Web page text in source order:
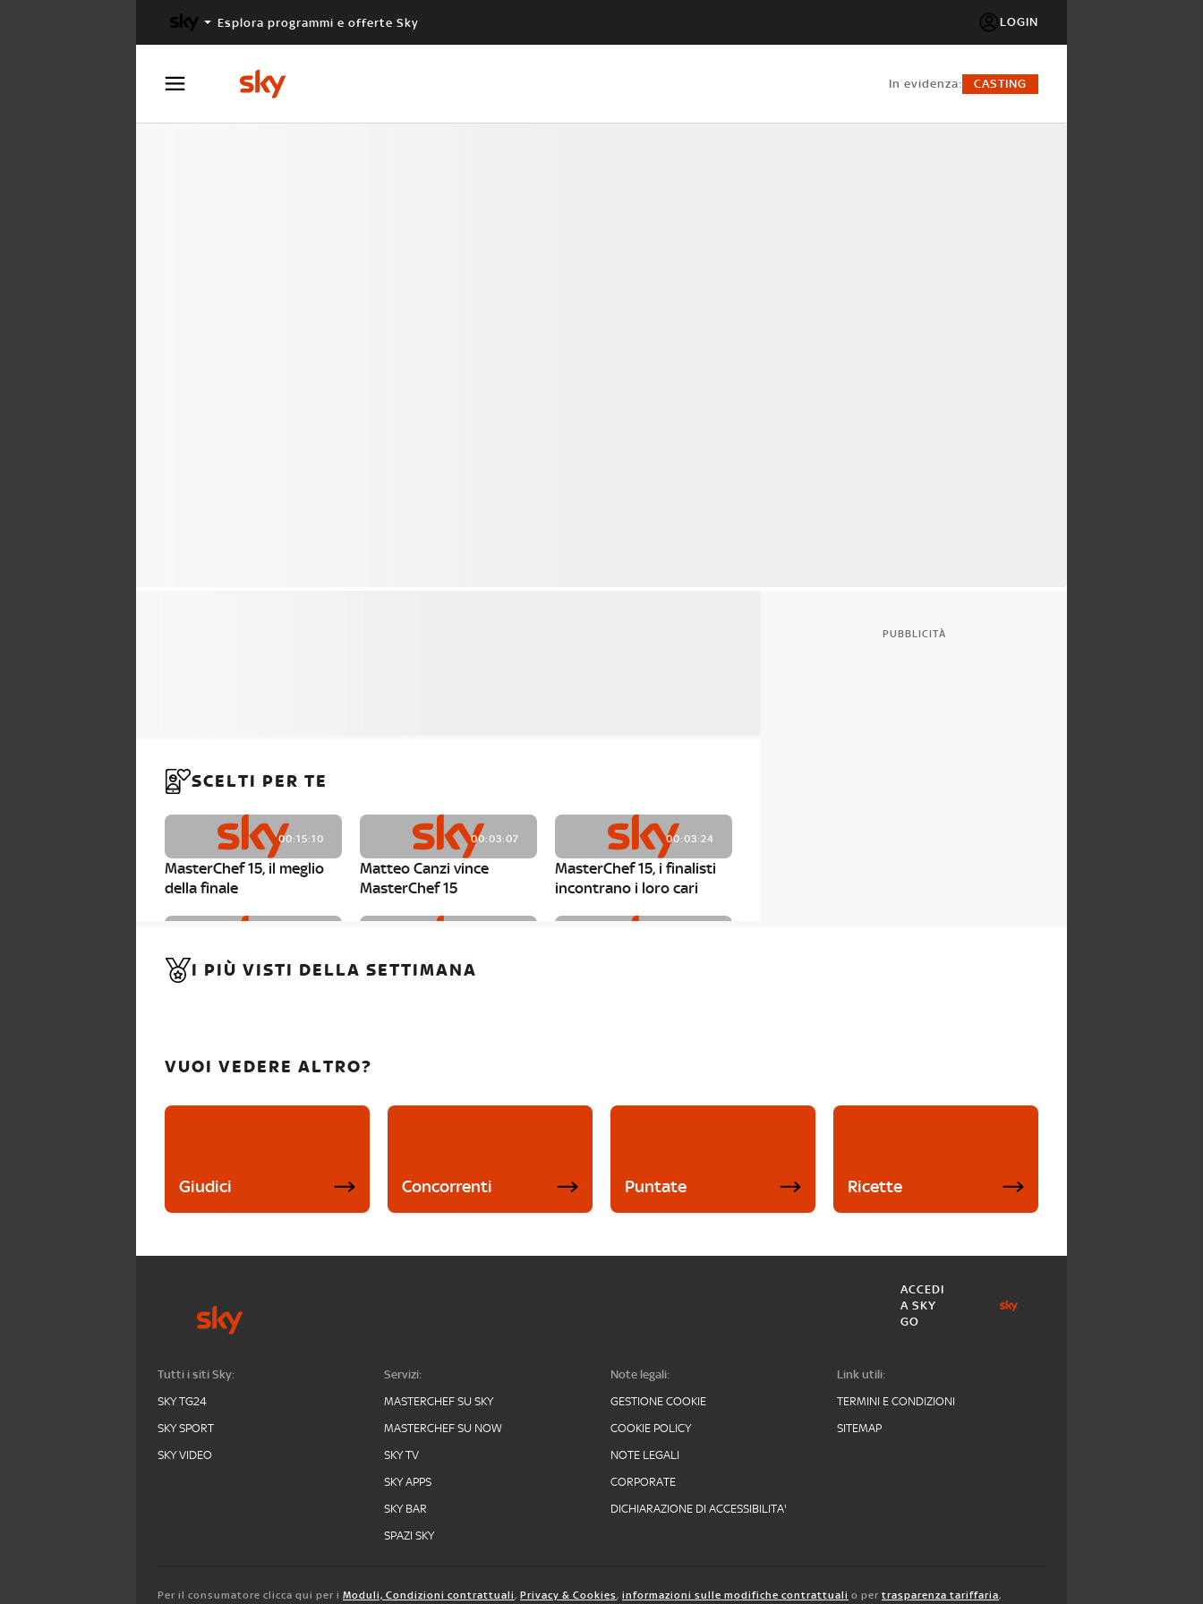
Esplora programmi e offerte Sky LOGIN
in evidenza: CASTING
SCELTI PER TE
00:15:10
MasterChef 15, il meglio
della finale
00:03:07
Matteo Canzi vince
MasterChef 15
00:03:24
MasterChef 15, i finalisti
incontrano i loro cari
MasterChef 15, Carlotta è
MasterChef 15, Matteo
PUBBLICITÀ
I PIÙ VISTI DELLA SETTIMANA
VUOI VEDERE ALTRO?
Giudici Concorrenti Puntate Ricette
ACCEDI
A SKY
GO
Tutti i siti Sky:
SKY TG24
SKY SPORT
SKY VIDEO
Servizi:
MASTERCHEF SU SKY
MASTERCHEF SU NOW
SKY TV
SKY APPS
SKY BAR
SPAZI SKY
Note legali:
GESTIONE COOKIE
COOKIE POLICY
NOTE LEGALI
CORPORATE
DICHIARAZIONE DI ACCESSIBILITA'
Link utili:
TERMINI E CONDIZIONI
SITEMAP
Per il consumatore clicca qui per i Moduli, Condizioni contrattuali, Privacy & Cookies, informazioni sulle modifiche contrattuali o per trasparenza tariffaria,